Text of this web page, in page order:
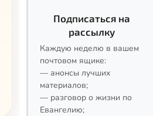
Подписаться на
рассылку
Каждую неделю в вашем
почтовом ящике:
— анонсы лучших
материалов;
— разговор о жизни по
Евангелию;